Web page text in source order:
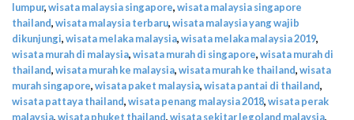
lumpur,wisata malaysia singapore,wisata malaysia singapore
thailand,wisata malaysia terbaru,wisata malaysia yang wajib
dikunjungi,wisata melaka malaysia,wisata melaka malaysia 2019,
wisata murah di malaysia,wisata murah di singapore,wisata murah di
thailand,wisata murah ke malaysia,wisata murah ke thailand,wisata
murah singapore,wisata paket malaysia,wisata pantai di thailand,
wisata pattaya thailand,wisata penang malaysia 2018,wisata perak
malaysia,wisata phuket thailand,wisata sekitar legoland malaysia,